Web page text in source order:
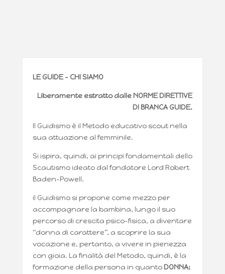
LE GUIDE – CHI SIAMO
Liberamente estratto dalle NORME DIRETTIVE
DI BRANCA GUIDE.
Il Guidismo è il Metodo educativo scout nella
sua attuazione al femminile.
Si ispira, quindi, ai principi fondamentali dello
Scautismo ideato dal fondatore Lord Robert
Baden-Powell.
il Guidismo si propone come mezzo per
accompagnare la bambina, lungo il suo
percorso di crescita psico-fisica, a diventare
“donna di carattere”, a scoprire la sua
vocazione e, pertanto, a vivere in pienezza
con gioia. La finalità del Metodo, quindi, è la
formazione della persona in quanto DONNA;